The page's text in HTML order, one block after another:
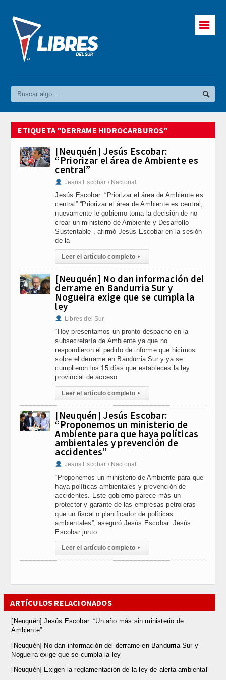
☰
ETIQUETA "DERRAME HIDROCARBUROS"
[Neuquén] Jesús Escobar:
“Priorizar el área de Ambiente es
central”
Jesus Escobar / Nacional
Jesús Escobar: “Priorizar el área de Ambiente es
central” “Priorizar el área de Ambiente es central,
nuevamente le gobierno toma la decisión de no
crear un ministerio de Ambiente y Desarrollo
Sustentable”, afirmó Jesús Escobar en la sesión
de la
Leer el artículo completo ▸
[Neuquén] No dan información del
derrame en Bandurria Sur y
Nogueira exige que se cumpla la
ley
Libres del Sur
“Hoy presentamos un pronto despacho en la
subsecretaría de Ambiente ya que no
respondieron el pedido de informe que hicimos
sobre el derrame en Bandurria Sur y ya se
cumplieron los 15 días que estableces la ley
provincial de acceso
Leer el artículo completo ▸
[Neuquén] Jesús Escobar:
“Proponemos un ministerio de
Ambiente para que haya políticas
ambientales y prevención de
accidentes”
Jesus Escobar / Nacional
“Proponemos un ministerio de Ambiente para que
haya políticas ambientales y prevención de
accidentes. Este gobierno parece más un
protector y garante de las empresas petroleras
que un fiscal o planificador de políticas
ambientales”, aseguró Jesús Escobar. Jesús
Escobar junto
Leer el artículo completo ▸
ARTÍCULOS RELACIONADOS
[Neuquén] Jesús Escobar: “Un año más sin ministerio de
Ambiente”
[Neuquén] No dan información del derrame en Bandurria Sur y
Nogueira exige que se cumpla la ley
[Neuquén] Exigen la reglamentación de la ley de alerta ambiental